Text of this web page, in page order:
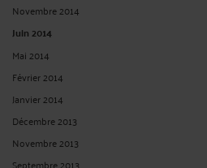
Novembre 2014
Juin 2014
Mai 2014
Février 2014
Janvier 2014
Décembre 2013
Novembre 2013
Septembre 2013